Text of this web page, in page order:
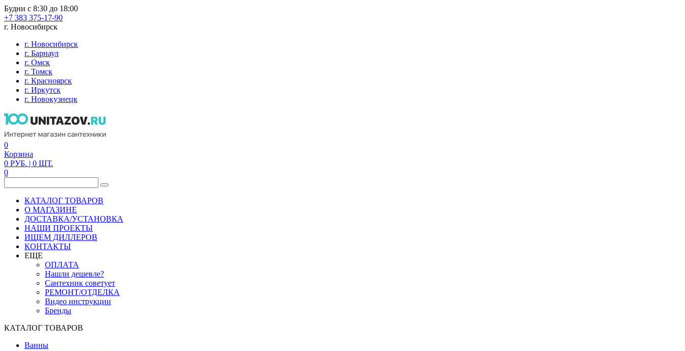
Будни с 8:30 до 18:00
+7 383 375-17-90
г. Новосибирск
г. Новосибирск
г. Барнаул
г. Омск
г. Томск
г. Красноярск
г. Иркутск
г. Новокузнецк
0
Корзина
0 РУБ. | 0 ШТ.
0
КАТАЛОГ ТОВАРОВ
О МАГАЗИНЕ
ДОСТАВКА/УСТАНОВКА
НАШИ ПРОЕКТЫ
ИЩЕМ ДИЛЛЕРОВ
КОНТАКТЫ
ЕЩЕ
ОПЛАТА
Нашли дешевле?
Сантехник советует
РЕМОНТ/ОТДЕЛКА
Видео инструкции
Бренды
КАТАЛОГ ТОВАРОВ
Ванны